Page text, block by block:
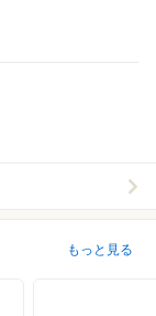
もっと見る